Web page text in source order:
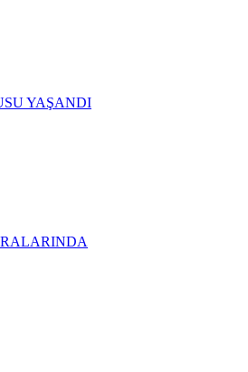
YAŞANDI